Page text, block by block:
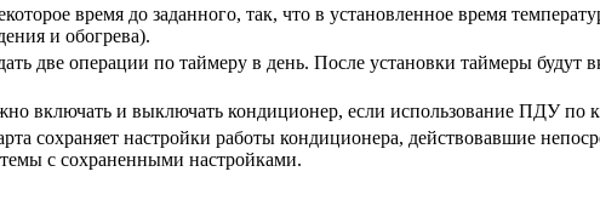
время до заданного, так, что в установленное время
и обогрева).
две операции по таймеру в день. После установки таймеры будут
включать и выключать кондиционер, если использование ПДУ по
сохраняет настройки работы кондиционера, действовавшие
с сохраненными настройками.